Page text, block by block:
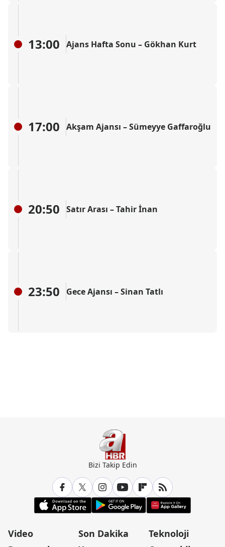
13:00 Ajans Hafta Sonu – Gökhan Kurt
17:00 Akşam Ajansı – Sümeyye Gaffaroğlu
20:50 Satır Arası – Tahir İnan
23:50 Gece Ajansı – Sinan Tatlı
Bizi Takip Edin
Video
Son Dakika
Teknoloji